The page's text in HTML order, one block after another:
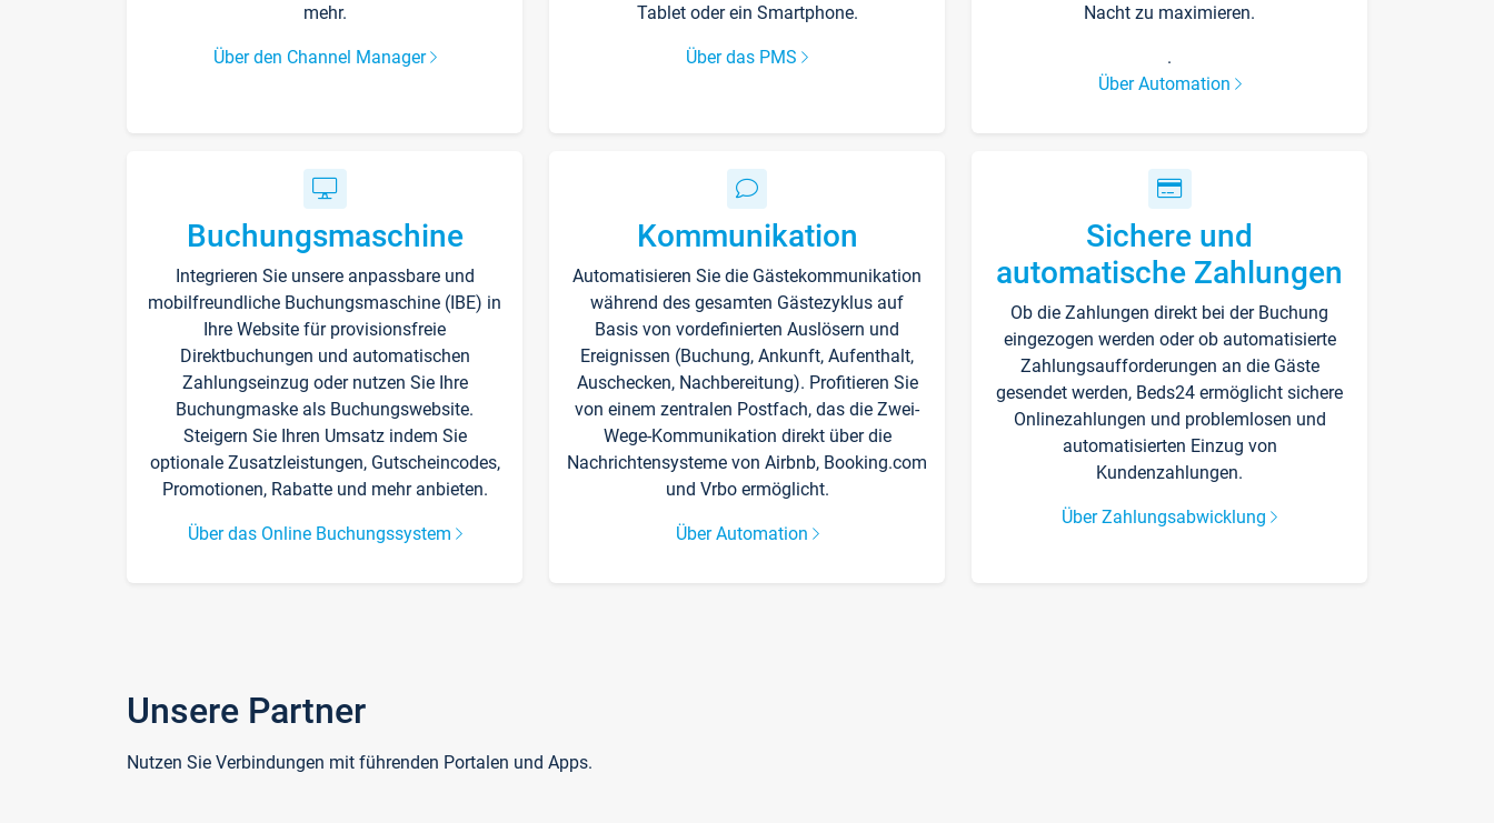
mehr.
Über den Channel Manager
Tablet oder ein Smartphone.
Über das PMS
Nacht zu maximieren.
.
Über Automation
Buchungsmaschine
Integrieren Sie unsere anpassbare und
mobilfreundliche Buchungsmaschine (IBE) in
Ihre Website für provisionsfreie
Direktbuchungen und automatischen
Zahlungseinzug oder nutzen Sie Ihre
Buchungmaske als Buchungswebsite.
Steigern Sie Ihren Umsatz indem Sie
optionale Zusatzleistungen, Gutscheincodes,
Promotionen, Rabatte und mehr anbieten.
Über das Online Buchungssystem
Kommunikation
Automatisieren Sie die Gästekommunikation
während des gesamten Gästezyklus auf
Basis von vordefinierten Auslösern und
Ereignissen (Buchung, Ankunft, Aufenthalt,
Auschecken, Nachbereitung). Profitieren Sie
von einem zentralen Postfach, das die Zwei-
Wege-Kommunikation direkt über die
Nachrichtensysteme von Airbnb, Booking.com
und Vrbo ermöglicht.
Über Automation
Sichere und
automatische Zahlungen
Ob die Zahlungen direkt bei der Buchung
eingezogen werden oder ob automatisierte
Zahlungsaufforderungen an die Gäste
gesendet werden, Beds24 ermöglicht sichere
Onlinezahlungen und problemlosen und
automatisierten Einzug von
Kundenzahlungen.
Über Zahlungsabwicklung
Unsere Partner
Nutzen Sie Verbindungen mit führenden Portalen und Apps.